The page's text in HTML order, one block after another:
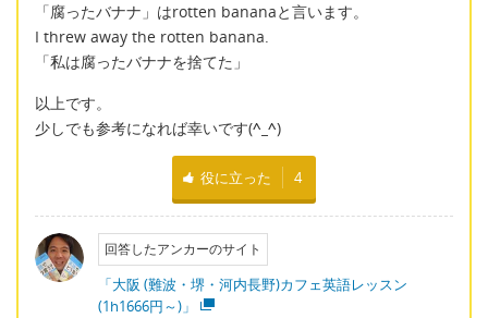
「腐ったバナナ」はrotten bananaと言います。
I threw away the rotten banana.
「私は腐ったバナナを捨てた」
以上です。
少しでも参考になれば幸いです(^_^)
役に立った 4
回答したアンカーのサイト
「大阪 (難波・堺・河内長野)カフェ英語レッスン
(1h1666円～)」